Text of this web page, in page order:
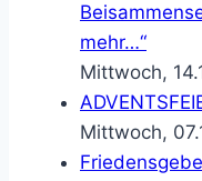
mehr…“
Mittwoch,
Mittwoch,